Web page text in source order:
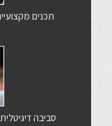
תכנים
סביבה